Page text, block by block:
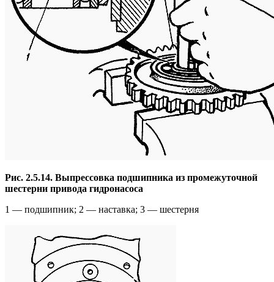
Рис. 2.5.14. Выпрессовка подшипника из промежуточной
шестерни привода гидронасоса
1 — подшипник; 2 — наставка; 3 — шестерня